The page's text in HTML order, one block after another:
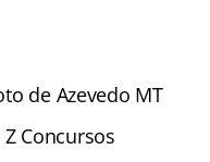
de Azevedo MT
Concursos